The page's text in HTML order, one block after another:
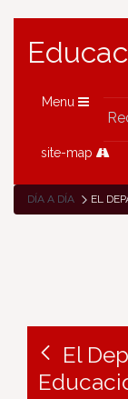
Menu
site-map
DÍA A DÍA EL DEPARTAMENTO DE
El